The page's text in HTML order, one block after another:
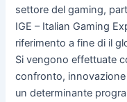
settore del gaming,
IGE – Italian Gaming
riferimento a fine di il
Si vengono effettuate
confronto,
un determinante